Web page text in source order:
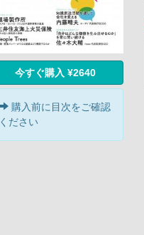
今すぐ購入 ¥2640
購入前に目次をご確認
ください